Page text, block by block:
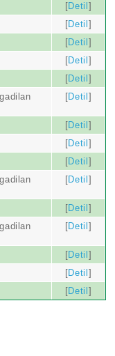
[Detil ]
[Detil ]
[Detil ]
[Detil ]
[Detil ]
[Detil ]
[Detil ]
[Detil ]
[Detil ]
[Detil ]
[Detil ]
[Detil ]
[Detil ]
[Detil ]
[Detil ]